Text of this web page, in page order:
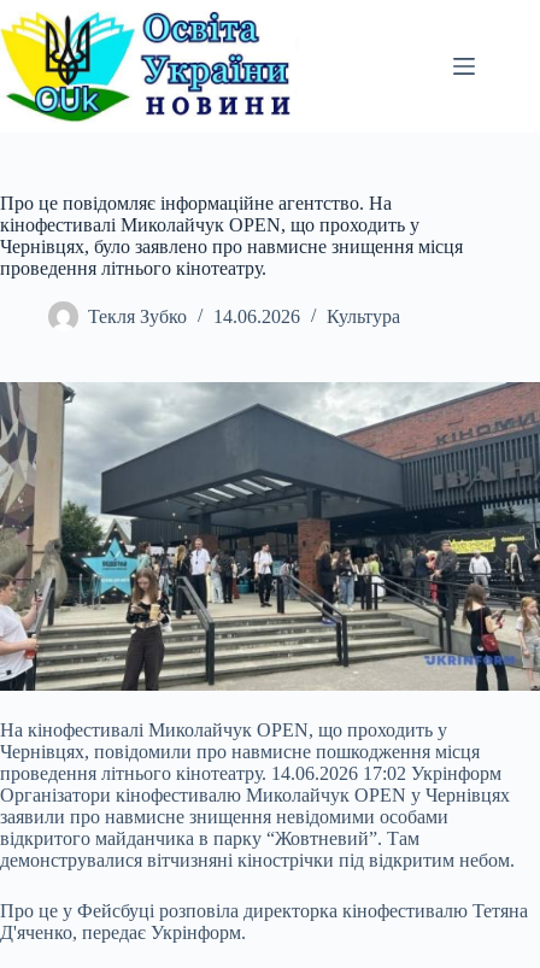
Перейти
до
вмісту
Про це повідомляє інформаційне агентство. На
кінофестивалі Миколайчук OPEN, що проходить у
Чернівцях, було заявлено про навмисне знищення місця
проведення літнього кінотеатру.
Текля Зубко 14.06.2026 Культура
На кінофестивалі Миколайчук OPEN, що проходить у
Чернівцях, повідомили про навмисне пошкодження місця
проведення літнього кінотеатру. 14.06.2026 17:02 Укрінформ
Організатори кінофестивалю Миколайчук OPEN у Чернівцях
заявили про навмисне знищення невідомими особами
відкритого майданчика в парку “Жовтневий”. Там
демонструвалися вітчизняні кінострічки під відкритим небом.
Про це у Фейсбуці розповіла директорка кінофестивалю Тетяна
Д'яченко, передає Укрінформ.